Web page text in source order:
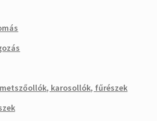
karosollók, fűrészek